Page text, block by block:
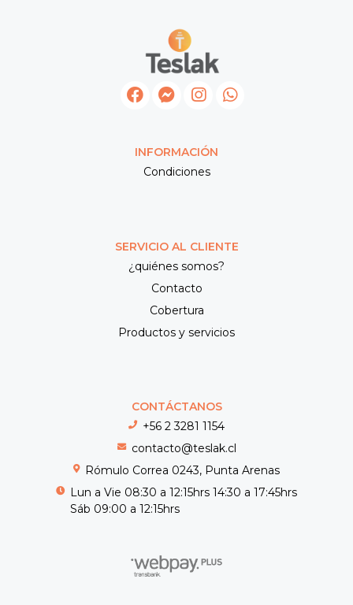
INFORMACIÓN
Condiciones
SERVICIO AL CLIENTE
¿quiénes somos?
Contacto
Cobertura
Productos y servicios
CONTÁCTANOS
+56 2 3281 1154
contacto@teslak.cl
Rómulo Correa 0243, Punta Arenas
Lun a Vie 08:30 a 12:15hrs 14:30 a 17:45hrs
Sáb 09:00 a 12:15hrs